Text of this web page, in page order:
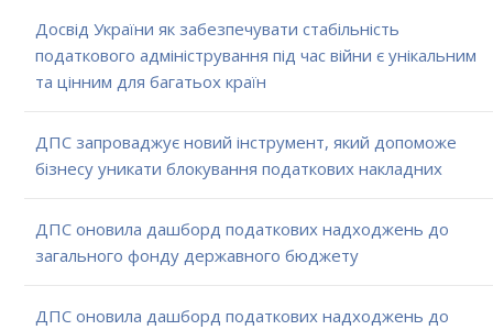
Досвід України як забезпечувати стабільність
податкового адміністрування під час війни є унікальним
та цінним для багатьох країн
ДПС запроваджує новий інструмент, який допоможе
бізнесу уникати блокування податкових накладних
ДПС оновила дашборд податкових надходжень до
загального фонду державного бюджету
ДПС оновила дашборд податкових надходжень до